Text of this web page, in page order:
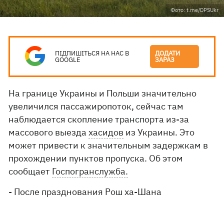
Фото: t.me/DPSUkr
ПІДПИШІТЬСЯ НА НАС В
GOOGLE
ДОДАТИ
ЗАРАЗ
На границе Украины и Польши значительно
увеличился пассажиропоток, сейчас там
наблюдается скопление транспорта из-за
массового выездахасидов из Украины. Это
может привести к значительным задержкам в
прохождении пунктов пропуска. Об этом
сообщает Госпогранслужба.
- После празднования Рош ха-Шана